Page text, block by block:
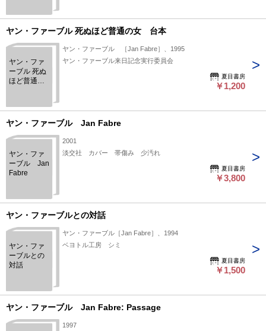
Glas: The
Dance
Sections
ヤン・ファーブル 死ぬほど普通の女 台本
ヤン・ファ
ーブル 死ぬ
ほど普通の
ヤン・ファーブル ［Jan Fabre］、1995
ヤン・ファーブル来日記念実行委員会
夏目書房
￥1,200
ヤン・ファーブル Jan Fabre
ヤン・ファ
ーブル Jan
Fabre
2001
淡交社 カバー 帯傷み 少汚れ
夏目書房
￥3,800
ヤン・ファーブルとの対話
ヤン・ファ
ーブルとの
対話
ヤン・ファーブル［Jan Fabre］、1994
ベヨトル工房 シミ
夏目書房
￥1,500
ヤン・ファーブル Jan Fabre: Passage
1997